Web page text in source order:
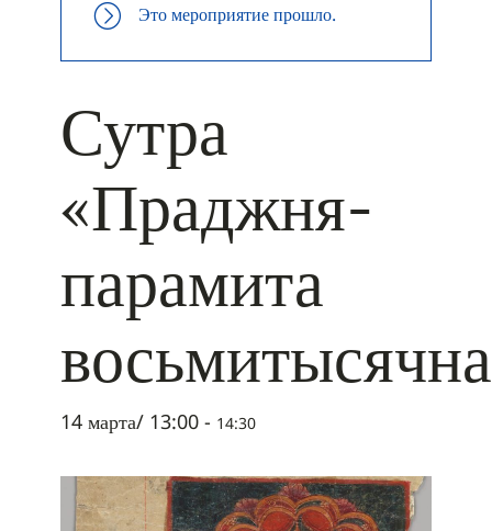
Это мероприятие прошло.
Сутра
«Праджня-
парамита
14 марта/ 13:00 - 14:30